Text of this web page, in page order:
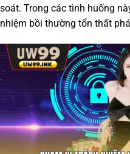
soát. Trong các tình huống
nhiệm bồi thường tổn thất